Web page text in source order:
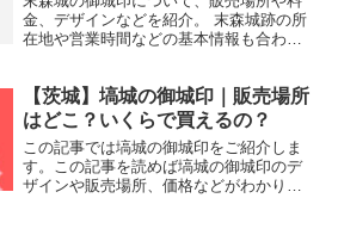
金、デザインなどを紹介。 末森城跡の所
在地や営業時間などの基本情報も合わせ
【茨城】塙城の御城印｜販売場所
はどこ？いくらで買えるの？
この記事では塙城の御城印をご紹介しま
す。この記事を読めば塙城の御城印のデ
ザインや販売場所、価格などがわかりま